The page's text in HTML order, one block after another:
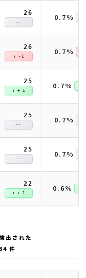
26
-- 0.7%
26
↓ -1 0.7%
25
↑ + 1 0.7%
25
-- 0.7%
25
-- 0.7%
22
↑ + 1 0.6%
出された
件